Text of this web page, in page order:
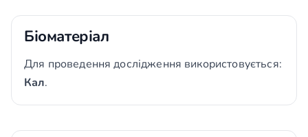
Біоматеріал
Для проведення дослідження використовується:
Кал.